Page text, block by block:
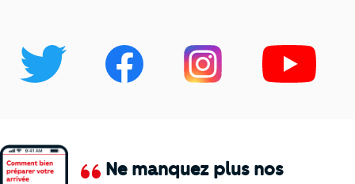
Ne manquez plus nos